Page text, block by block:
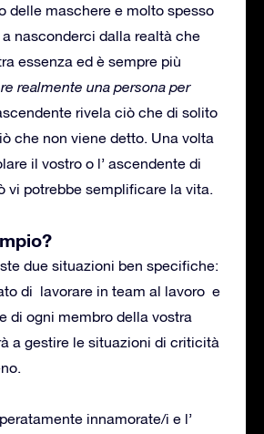
delle maschere e molto spesso
nasconderci dalla realtà che
essenza ed è sempre più
realmente una persona per
rivela ciò che di solito
che non viene detto. Una volta
il vostro o l’ ascendente di
vi potrebbe semplificare la vita.
due situazioni ben specifiche:
di lavorare in team al lavoro e
di ogni membro della vostra
a gestire le situazioni di criticità
innamorate/i e l’